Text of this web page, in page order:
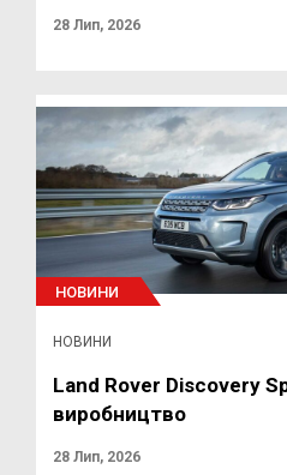
28 Лип, 2026
НОВИНИ
НОВИНИ
Land Rover Discovery
виробництво
28 Лип, 2026